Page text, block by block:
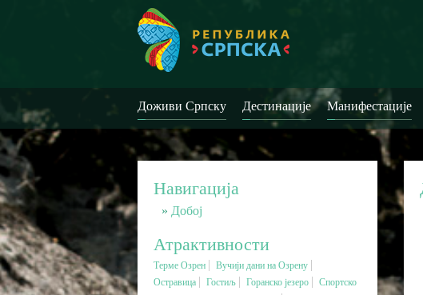
Доживи Српску Дестинације Манифестације
Навигација
Добој
Атрактивности
Терме Озрен
Вучији дани на Озрену
Остравица
Гостиљ Горанско језеро
Спортско